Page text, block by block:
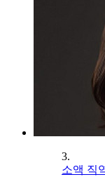
3.
소액 직